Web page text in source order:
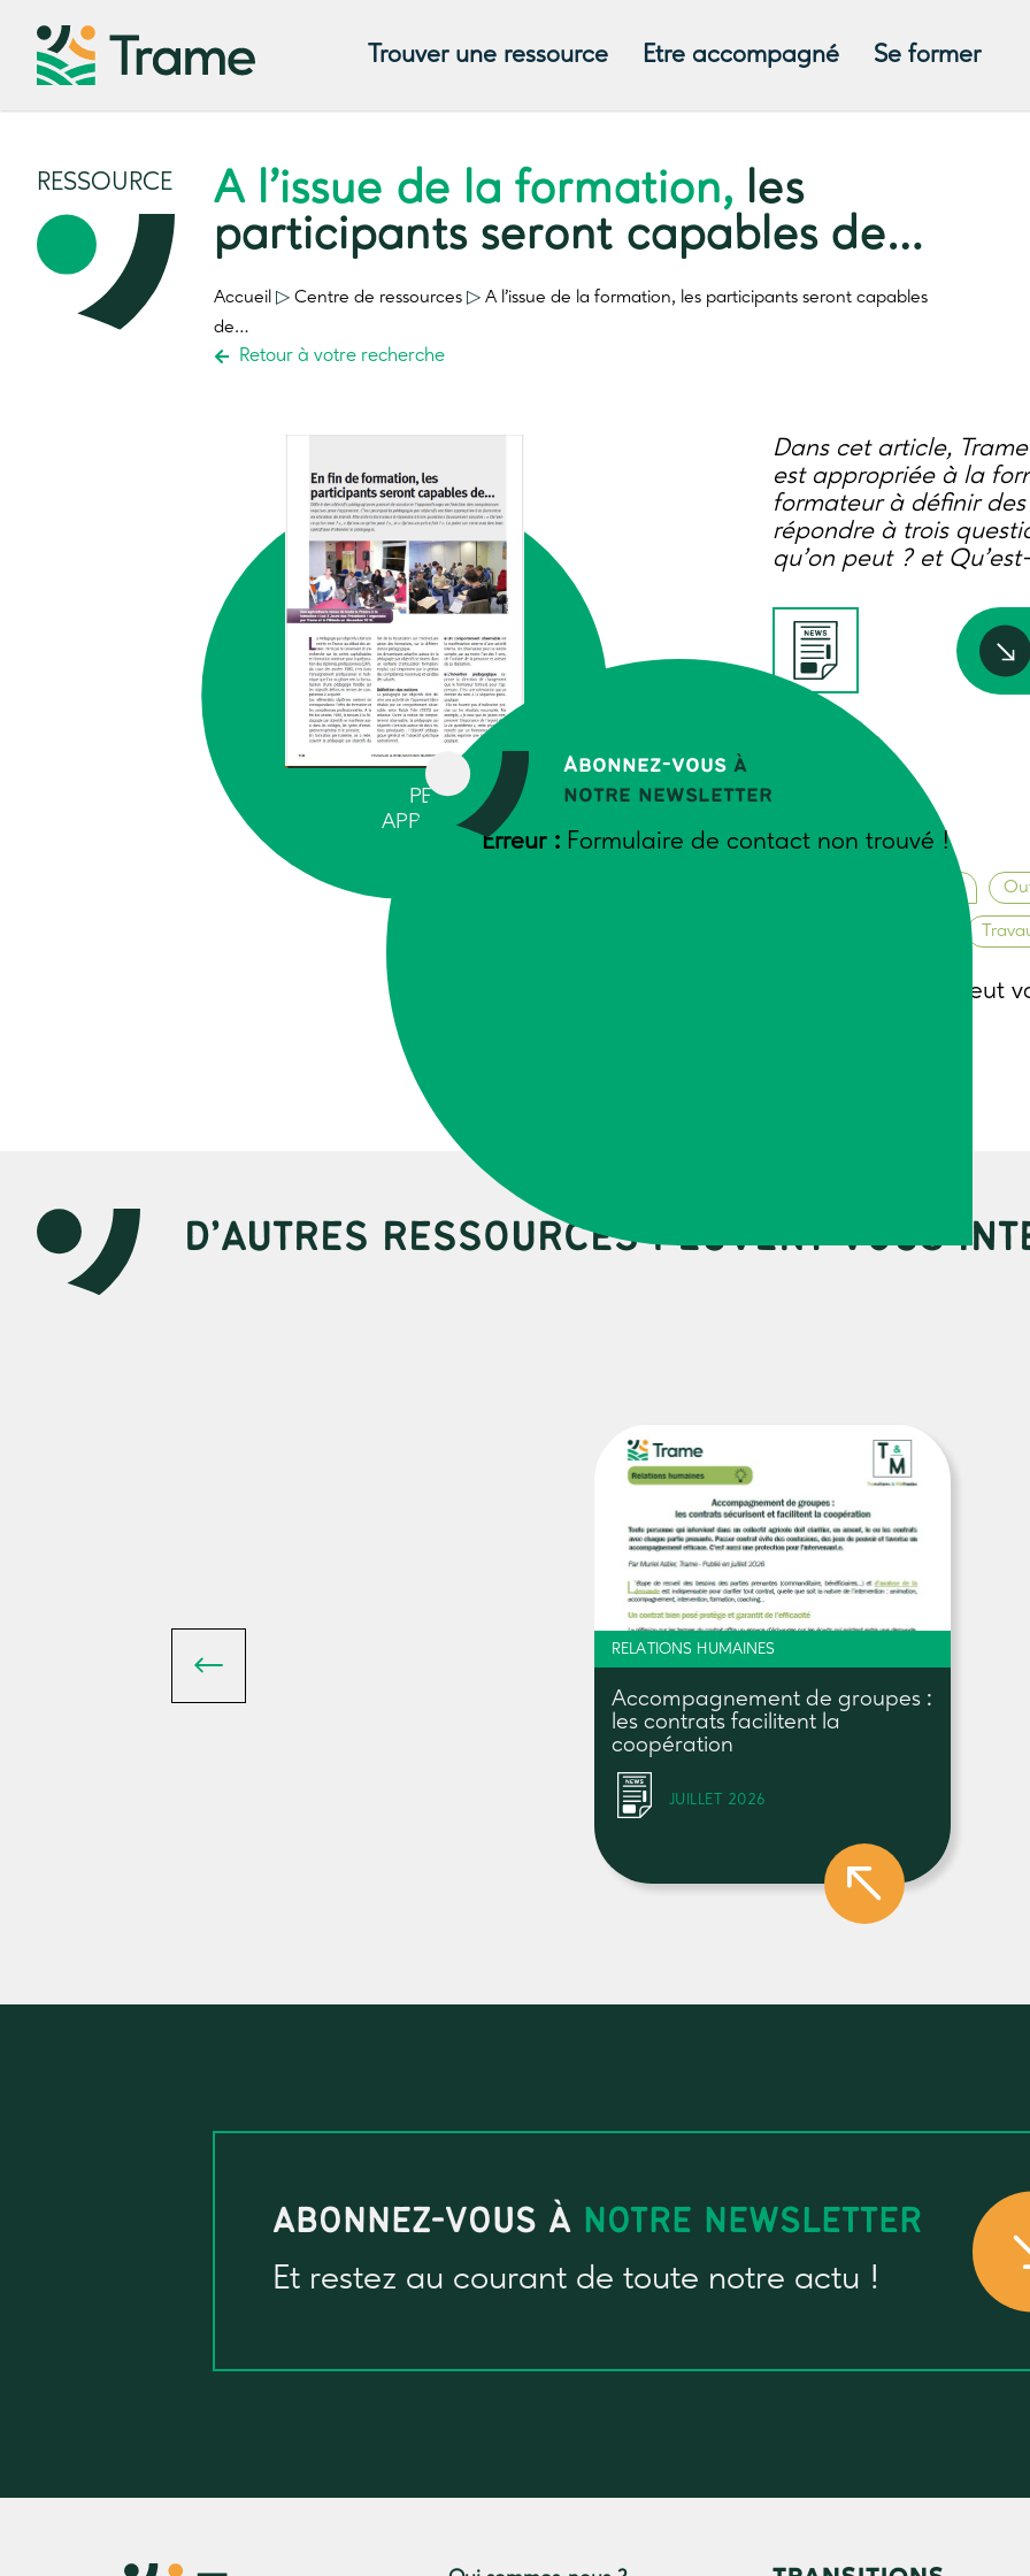
Trouver une ressource Etre accompagné Se former
Abonnez-vous à
notre newsletter
Erreur : Formulaire de contact non trouvé !
RESSOURCE A l’issue de la formation, les
participants seront capables de…
Accueil ▷ Centre de ressources ▷ A l’issue de la formation, les participants seront capables
de…
Retour à votre recherche
PEDAGOGIE -
APPRENTISSAGE
Dans cet article,
est appropriée à la
formateur à définir
répondre à trois
qu’on peut ? et
Mars-avril 2011
Cette formation peut
D’AUTRES RESSOURCES PEUVENT VOUS
RELATIONS HUMAINES
Accompagnement de groupes :
les contrats facilitent la
coopération
JUILLET 2026
ABONNEZ-VOUS À NOTRE NEWSLETTER
Et restez au courant de toute notre actu !